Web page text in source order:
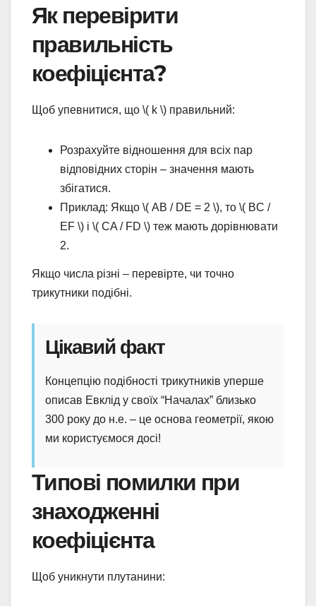
Як перевірити
правильність
коефіцієнта?
Щоб упевнитися, що \( k \) правильний:
Розрахуйте відношення для всіх пар
відповідних сторін – значення мають
збігатися.
Приклад: Якщо \( AB / DE = 2 \), то \( BC /
EF \) і \( CA / FD \) теж мають дорівнювати
2.
Якщо числа різні – перевірте, чи точно
трикутники подібні.
Цікавий факт
Концепцію подібності трикутників уперше
описав Евклід у своїх “Началах” близько
300 року до н.е. – це основа геометрії, якою
ми користуємося досі!
Типові помилки при
знаходженні
коефіцієнта
Щоб уникнути плутанини: